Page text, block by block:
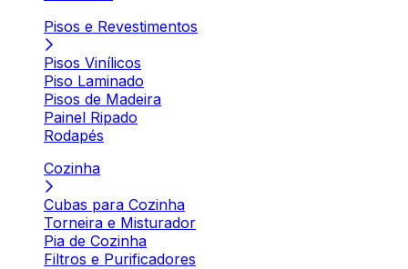
Pisos e Revestimentos
Pisos Vinílicos
Piso Laminado
Pisos de Madeira
Painel Ripado
Rodapés
Cozinha
Cubas para Cozinha
Torneira e Misturador
Pia de Cozinha
Filtros e Purificadores